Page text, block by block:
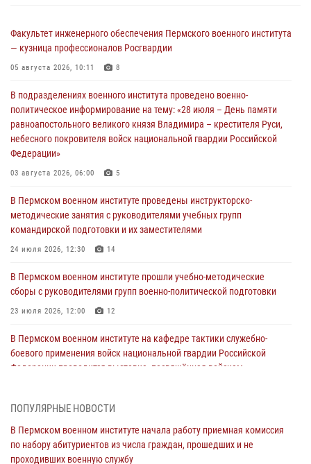
Факультет инженерного обеспечения Пермского военного института
— кузница профессионалов Росгвардии
05 августа 2026, 10:11 8
В подразделениях военного института проведено военно-
политическое информирование на тему: «28 июля – День памяти
равноапостольного великого князя Владимира – крестителя Руси,
небесного покровителя войск национальной гвардии Российской
Федерации»
03 августа 2026, 06:00 5
В Пермском военном институте проведены инструкторско-
методические занятия с руководителями учебных групп
командирской подготовки и их заместителями
24 июля 2026, 12:30 14
В Пермском военном институте прошли учебно-методические
сборы с руководителями групп военно-политической подготовки
23 июля 2026, 12:00 12
В Пермском военном институте на кафедре тактики служебно-
боевого применения войск национальной гвардии Российской
Федерации проводится выставка, посвящённая войскам
Командование и личный состав Пермского военного института
Росгвардии поздравили сотрудника с Юбилеем
ПОПУЛЯРНЫЕ НОВОСТИ
В Пермском военном институте начала работу приемная комиссия
по набору абитуриентов из числа граждан, прошедших и не
проходивших военную службу